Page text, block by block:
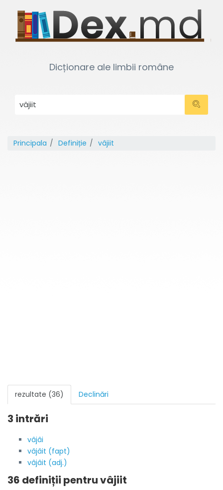
Dicționare ale limbii române
Principala Definiție vâjiit
rezultate (36) Declinări
3 intrări
vâjâi
vâjâit (fapt)
vâjâit (adj.)
36 definiții pentruvâjiit